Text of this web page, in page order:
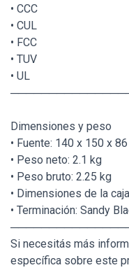
• CCC
• CUL
• FCC
• TUV
• UL
Dimensiones y peso
• Fuente: 140 x 150 x
• Peso neto: 2.1 kg
• Peso bruto: 2.25 kg
• Dimensiones de la
• Terminación: Sandy
Si necesitás más
específica sobre este